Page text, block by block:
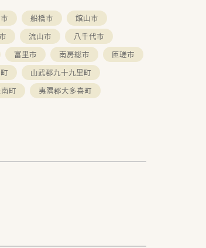
船橋市
館山市
流山市
八千代市
富里市 南房総市
匝瑳市
山武郡九十九里町
町
夷隅郡大多喜町